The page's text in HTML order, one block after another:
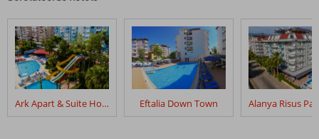
klanten
geschreven
na
hun
verblijf
Club
Ark Apart & Suite Hotel Eftalia Down Town